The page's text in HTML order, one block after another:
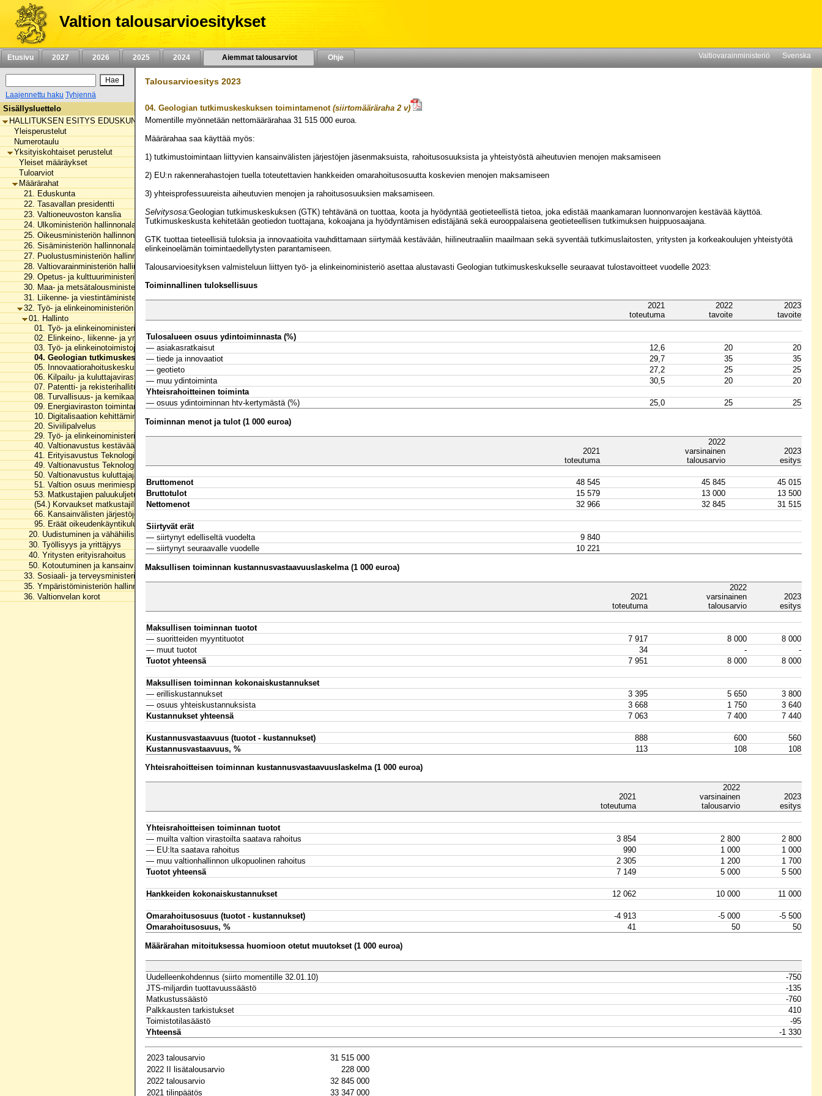
Siirry
sisältöön
Valtion talousarvioesitykset
Etusivu 2027 2026 2025 2024 Aiemmat talousarviot Ohje Valtiovarainministeriö Svenska
Laajennettu haku Tyhjennä
Sisällysluettelo
HALLITUKSEN ESITYS EDUSKUNNALLE VALTION TALOUSARVIOKSI VUODELLE 2023
Yleisperustelut
Numerotaulu
Yksityiskohtaiset perustelut
Yleiset määräykset
Tuloarviot
Määrärahat
21. Eduskunta
22. Tasavallan presidentti
23. Valtioneuvoston kanslia
24. Ulkoministeriön hallinnonala
25. Oikeusministeriön hallinnonala
26. Sisäministeriön hallinnonala
27. Puolustusministeriön hallinnonala
28. Valtiovarainministeriön hallinnonala
29. Opetus- ja kulttuuriministeriön hallinnonala
30. Maa- ja metsätalousministeriön hallinnonala
31. Liikenne- ja viestintäministeriön hallinnonala
32. Työ- ja elinkeinoministeriön hallinnonala
01. Hallinto
01. Työ- ja elinkeinoministeriön toimintamenot
02. Elinkeino-, liikenne- ja ympäristökeskusten toimintamenot
03. Työ- ja elinkeinotoimistojen toimintamenot
04. Geologian tutkimuskeskuksen toimintamenot
05. Innovaatiorahoituskeskus Business Finlandin toimintamenot
06. Kilpailu- ja kuluttajaviraston toimintamenot
07. Patentti- ja rekisterihallituksen toimintamenot
08. Turvallisuus- ja kemikaaliviraston toimintamenot
09. Energiaviraston toimintamenot
10. Digitalisaation kehittäminen
20. Siviilipalvelus
29. Työ- ja elinkeinoministeriön hallinnonalan arvonlisäveromenot
40. Valtionavustus kestävää kasvupolitiikkaa edistäville toimijoille
41. Erityisavustus Teknologian tutkimuskeskus VTT Oy:n tutkimusinfrastruktuuriin
49. Valtionavustus Teknologian tutkimuskeskus VTT Oy:n toimintaan
50. Valtionavustus kuluttajajärjestölle
51. Valtion osuus merimiespalvelutoiminnasta
53. Matkustajien paluukuljetukset ja korvaukset
(54.) Korvaukset matkustajille matkapakettien peruuntumisesta
66. Kansainvälisten järjestöjen jäsenmaksut ja rahoitusosuudet
95. Eräät oikeudenkäyntikulut ja korvaukset
20. Uudistuminen ja vähähiilisyys
30. Työllisyys ja yrittäjyys
40. Yritysten erityisrahoitus
50. Kotoutuminen ja kansainvälinen osaaminen
33. Sosiaali- ja terveysministeriön hallinnonala
35. Ympäristöministeriön hallinnonala
36. Valtionvelan korot
Talousarvioesitys 2023
04. Geologian tutkimuskeskuksen toimintamenot(siirtomääräraha 2 v)
Momentille myönnetään nettomäärärahaa 31 515 000 euroa.
Määrärahaa saa käyttää myös:
1) tutkimustoimintaan liittyvien kansainvälisten järjestöjen jäsenmaksuista, rahoitusosuuksista ja yhteistyöstä aiheutuvien menojen maksamiseen
2) EU:n rakennerahastojen tuella toteutettavien hankkeiden omarahoitusosuutta koskevien menojen maksamiseen
3) yhteisprofessuureista aiheutuvien menojen ja rahoitusosuuksien maksamiseen.
Selvitysosa:Geologian tutkimuskeskuksen (GTK) tehtävänä on tuottaa, koota ja hyödyntää geotieteellistä tietoa, joka edistää maankamaran luonnonvarojen kestävää käyttöä.
Tutkimuskeskusta kehitetään geotiedon tuottajana, kokoajana ja hyödyntämisen edistäjänä sekä eurooppalaisena geotieteellisen tutkimuksen huippuosaajana.
GTK tuottaa tieteellisiä tuloksia ja innovaatioita vauhdittamaan siirtymää kestävään, hiilineutraaliin maailmaan sekä syventää tutkimuslaitosten, yritysten ja korkeakoulujen yhteistyötä
elinkeinoelämän toimintaedellytysten parantamiseen.
Talousarvioesityksen valmisteluun liittyen työ- ja elinkeinoministeriö asettaa alustavasti Geologian tutkimuskeskukselle seuraavat tulostavoitteet vuodelle 2023:
Toiminnallinen tuloksellisuus
2021
toteutuma
2022
tavoite
2023
tavoite
Tulosalueen osuus ydintoiminnasta (%)
— asiakasratkaisut
12,6 20
20
— tiede ja innovaatiot
29,7 35
35
— geotieto
27,2 25
25
— muu ydintoiminta
30,5 20
20
Yhteisrahoitteinen toiminta
— osuus ydintoiminnan htv-kertymästä (%)
25,0 25 25
Toiminnan menot ja tulot (1 000 euroa)
2021
toteutuma
2022
varsinainen
talousarvio
2023
esitys
Bruttomenot 48 545 45 845
45 015
Bruttotulot
15 579 13 000
13 500
Nettomenot
32 966 32 845 31 515
Siirtyvät erät
— siirtynyt edelliseltä vuodelta
9 840
— siirtynyt seuraavalle vuodelle
10 221
Maksullisen toiminnan kustannusvastaavuuslaskelma (1 000 euroa)
2021
toteutuma
2022
varsinainen
talousarvio
2023
esitys
Maksullisen toiminnan tuotot
— suoritteiden myyntituotot
7 917 8 000
8 000
— muut tuotot
34 -
-
Tuotot yhteensä
7 951 8 000 8 000
Maksullisen toiminnan kokonaiskustannukset
— erilliskustannukset
3 395 5 650
3 800
— osuus yhteiskustannuksista
3 668 1 750
3 640
Kustannukset yhteensä
7 063 7 400 7 440
Kustannusvastaavuus (tuotot - kustannukset) 888 600
560
Kustannusvastaavuus, %
113 108 108
Yhteisrahoitteisen toiminnan kustannusvastaavuuslaskelma (1 000 euroa)
2021
toteutuma
2022
varsinainen
talousarvio
2023
esitys
Yhteisrahoitteisen toiminnan tuotot
— muilta valtion virastoilta saatava rahoitus
3 854 2 800
2 800
— EU:lta saatava rahoitus
990 1 000
1 000
— muu valtionhallinnon ulkopuolinen rahoitus
2 305 1 200
1 700
Tuotot yhteensä
7 149 5 000 5 500
Hankkeiden kokonaiskustannukset 12 062 10 000 11 000
Omarahoitusosuus (tuotot - kustannukset) -4 913 -5 000
-5 500
Omarahoitusosuus, %
41 50 50
Määrärahan mitoituksessa huomioon otetut muutokset (1 000 euroa)
Uudelleenkohdennus (siirto momentille 32.01.10)
-750
JTS-miljardin tuottavuussäästö
-135
Matkustussäästö
-760
Palkkausten tarkistukset
410
Toimistotilasäästö
-95
Yhteensä
-1 330
2023 talousarvio
31 515 000
2022 II lisätalousarvio
228 000
2022 talousarvio
32 845 000
2021 tilinpäätös
33 347 000